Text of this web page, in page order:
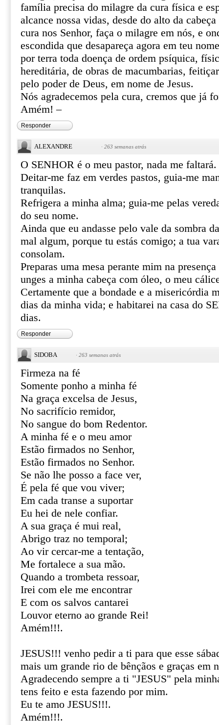
família precisa do milagre da cura física e
alcance nossa vidas, desde do alto da
cura nos Senhor, faça o milagre em nós, e
escondida que desapareça agora em teu
por terra toda doença de ordem psíquica,
hereditária, de obras de macumbarias,
pelo poder de Deus, em nome de Jesus.
Nós agradecemos pela cura, cremos que já
Amém! –
Responder
ALEXANDRE · 263 semanas atrás
O SENHOR é o meu pastor, nada me faltará.
Deitar-me faz em verdes pastos, guia-me
tranquilas.
Refrigera a minha alma; guia-me pelas
do seu nome.
Ainda que eu andasse pelo vale da sombra
mal algum, porque tu estás comigo; a tua
consolam.
Preparas uma mesa perante mim na
unges a minha cabeça com óleo, o meu
Certamente que a bondade e a misericórdia
dias da minha vida; e habitarei na casa do
dias.
Responder
SIDOBA · 263 semanas atrás
Firmeza na fé
Somente ponho a minha fé
Na graça excelsa de Jesus,
No sacrifício remidor,
No sangue do bom Redentor.
A minha fé e o meu amor
Estão firmados no Senhor,
Estão firmados no Senhor.
Se não lhe posso a face ver,
É pela fé que vou viver;
Em cada transe a suportar
Eu hei de nele confiar.
A sua graça é mui real,
Abrigo traz no temporal;
Ao vir cercar-me a tentação,
Me fortalece a sua mão.
Quando a trombeta ressoar,
Irei com ele me encontrar
E com os salvos cantarei
Louvor eterno ao grande Rei!
Amém!!!.
JESUS!!! venho pedir a ti para que esse
mais um grande rio de bênçãos e graças em
Agradecendo sempre a ti "JESUS" pela
tens feito e esta fazendo por mim.
Eu te amo JESUS!!!.
Amém!!!.